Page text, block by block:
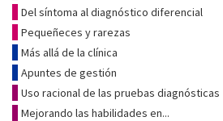
Del síntoma al diagnóstico diferencial
Pequeñeces y rarezas
Más allá de la clínica
Apuntes de gestión
Uso racional de las pruebas diagnósticas
Mejorando las habilidades en...